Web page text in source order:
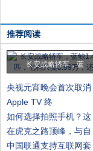
推荐阅读
长安战略轿车，蓝
央视元宵晚会首次取消
Apple TV 终
如何选择拍照手机？这
在虎克之路顶峰，与自
中国联通支持互联网套